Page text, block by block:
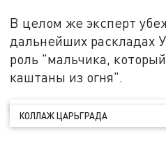
В целом же эксперт
дальнейших раскладах
роль "мальчика,
каштаны из огня".
КОЛЛАЖ ЦАРЬГРАДА